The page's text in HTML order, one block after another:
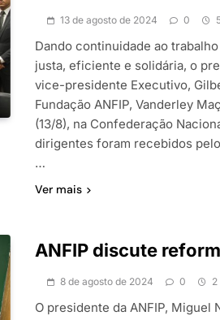
13 de agosto de 2024 0
Dando continuidade ao
justa, eficiente e solidária, o
vice-presidente Executivo,
Fundação ANFIP, Vanderley
(13/8), na Confederação
dirigentes foram recebidos
…
Ver mais
ANFIP discute
8 de agosto de 2024 0 2
O presidente da ANFIP,